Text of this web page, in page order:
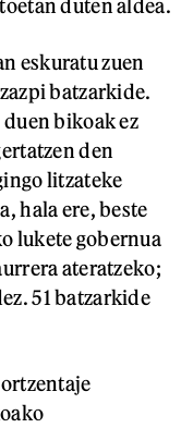
duten aldea.
eskuratu zuen
batzarkide.
bikoak ez
den
litzateke
hala ere, beste
lukete gobernua
ateratzeko;
51 batzarkide